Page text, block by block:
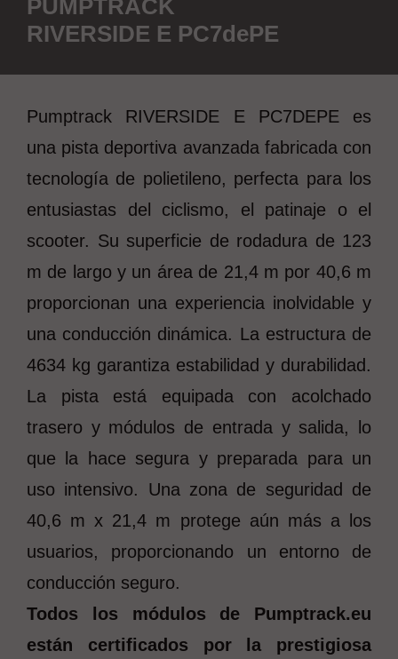
PUMPTRACK
RIVERSIDE E PC7dePE
Pumptrack RIVERSIDE E PC7DEPE es
una pista deportiva avanzada fabricada con
tecnología de polietileno, perfecta para los
entusiastas del ciclismo, el patinaje o el
scooter. Su superficie de rodadura de 123
m de largo y un área de 21,4 m por 40,6 m
proporcionan una experiencia inolvidable y
una conducción dinámica. La estructura de
4634 kg garantiza estabilidad y durabilidad.
La pista está equipada con acolchado
trasero y módulos de entrada y salida, lo
que la hace segura y preparada para un
uso intensivo. Una zona de seguridad de
40,6 m x 21,4 m protege aún más a los
usuarios, proporcionando un entorno de
conducción seguro.
Todos los módulos de Pumptrack.eu
están certificados por la prestigiosa